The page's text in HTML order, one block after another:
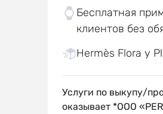
Бесплатная
клиентов без
Hermès Flora y
Услуги по выкупу/
оказывает *OOO